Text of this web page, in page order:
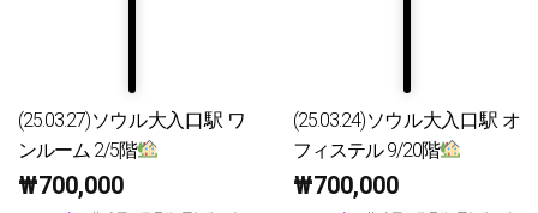
(25.03.27)ソウル大入口駅 ワ
ンルーム 2/5階
₩700,000
(25.03.24)ソウル大入口駅 オ
フィステル 9/20階
₩700,000